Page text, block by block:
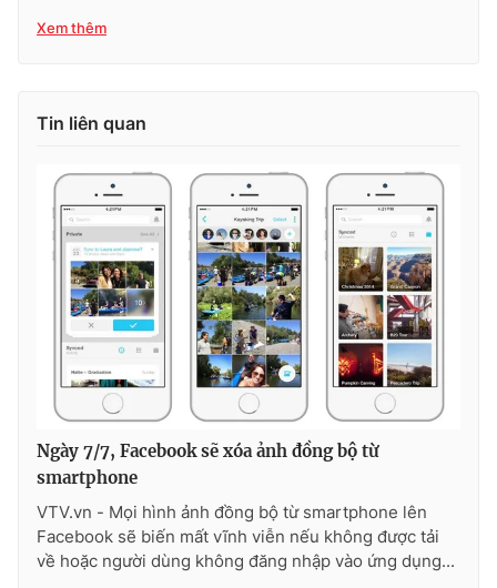
VTV9
THỜI BÁO VTV
Theo dõi báo trên
Cơ quan chủ quản:
Đài Truyền hình Việt Nam
Cơ quan báo chí:
Thời báo VTV
cấp ngày 29/12/2023
Tổng Biên tập:Vũ Thanh Thủy
Phó Tổng Biên tập:Nguyễn Thị Mỹ Hạnh, Phạm Quốc Thắng,
Nguyễn Trọng Ninh
Tổng đài VTV:024.38 355 931 - 024.38 355 932
Xem thêm
Tin liên quan
Ngày 7/7, Facebook sẽ xóa ảnh đồng bộ từ
smartphone
VTV.vn - Mọi hình ảnh đồng bộ từ smartphone lên
Facebook sẽ biến mất vĩnh viễn nếu không được tải
về hoặc người dùng không đăng nhập vào ứng dụng...